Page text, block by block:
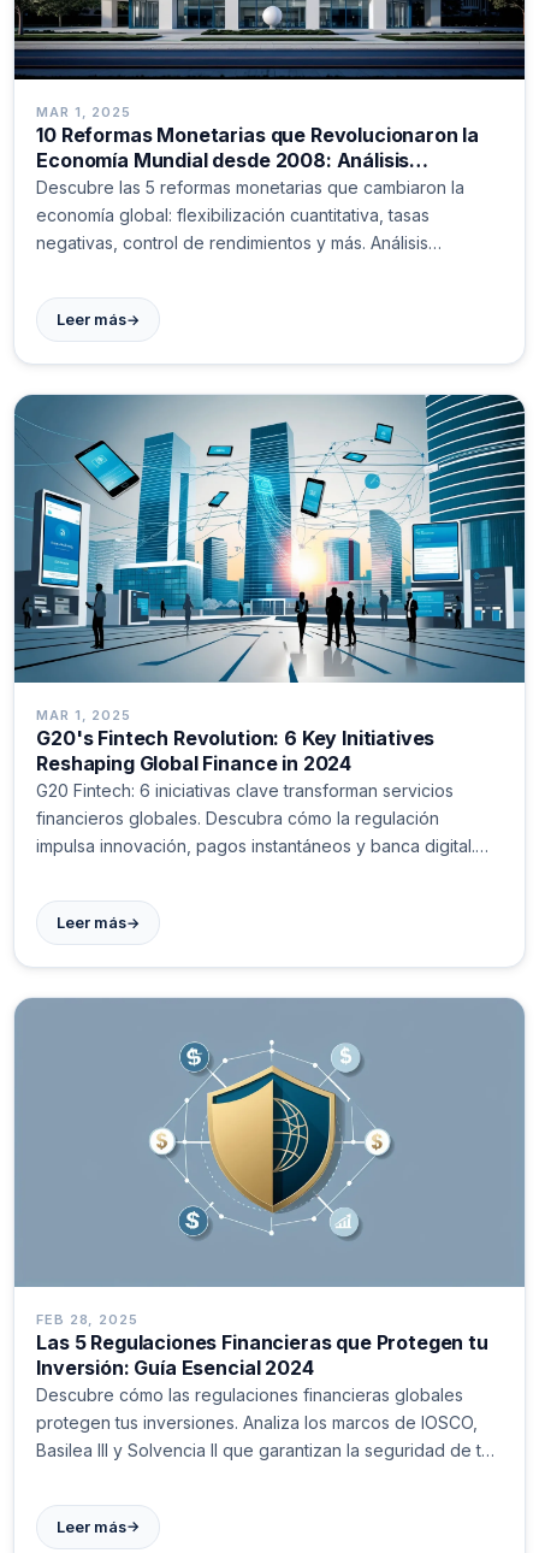
MAR 1, 2025
10 Reformas Monetarias que Revolucionaron la
Economía Mundial desde 2008: Análisis
Completo
Descubre las 5 reformas monetarias que cambiaron la
economía global: flexibilización cuantitativa, tasas
negativas, control de rendimientos y más. Análisis
Leer más→
MAR 1, 2025
G20's Fintech Revolution: 6 Key Initiatives
Reshaping Global Finance in 2024
G20 Fintech: 6 iniciativas clave transforman servicios
financieros globales. Descubra cómo la regulación
impulsa innovación, pagos instantáneos y banca digital.
Leer más→
FEB 28, 2025
Las 5 Regulaciones Financieras que Protegen tu
Inversión: Guía Esencial 2024
Descubre cómo las regulaciones financieras globales
protegen tus inversiones. Analiza los marcos de IOSCO,
Basilea III y Solvencia II que garantizan la seguridad de tu
Leer más→